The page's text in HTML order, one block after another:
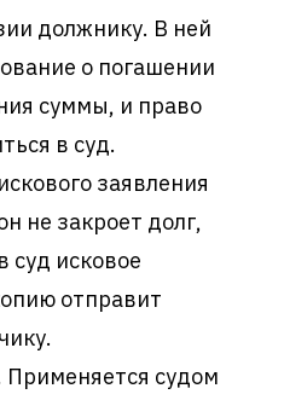
должнику. В ней
о погашении
суммы, и право
в суд.
заявления
не закроет долг,
суд исковое
отправит
судом